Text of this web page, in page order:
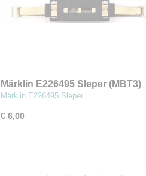
Märklin E226495 Sleper (MBT3)
Märklin E226495 Sleper
€ 6,00